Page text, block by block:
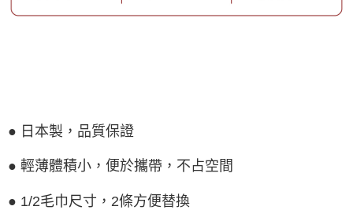
● 日本製，品質保證
● 輕薄體積小，便於攜帶，不占空間
● 1/2毛巾尺寸，2條方便替換